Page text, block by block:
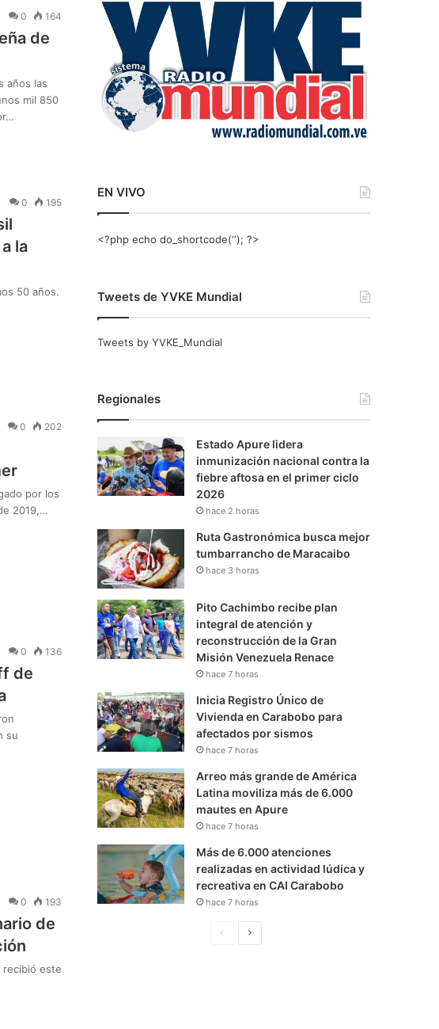
0 164
de
años las
mil 850
0 195
la
50 años.
0 202
por los
2019,…
0 136
de
su
0 193
de
recibió este
r
EN VIVO
<?php echo do_shortcode(‘‘); ?>
Tweets de YVKE Mundial
Tweets by YVKE_Mundial
Regionales
Estado Apure lidera
inmunización nacional contra la
fiebre aftosa en el primer ciclo
2026
hace 2 horas
Ruta Gastronómica busca mejor
tumbarrancho de Maracaibo
hace 3 horas
Pito Cachimbo recibe plan
integral de atención y
reconstrucción de la Gran
Misión Venezuela Renace
hace 7 horas
Inicia Registro Único de
Vivienda en Carabobo para
afectados por sismos
hace 7 horas
Arreo más grande de América
Latina moviliza más de 6.000
mautes en Apure
hace 7 horas
Más de 6.000 atenciones
realizadas en actividad lúdica y
recreativa en CAI Carabobo
hace 7 horas
S